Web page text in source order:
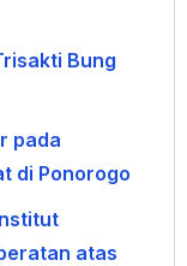
Bung
pada
di Ponorogo
atas